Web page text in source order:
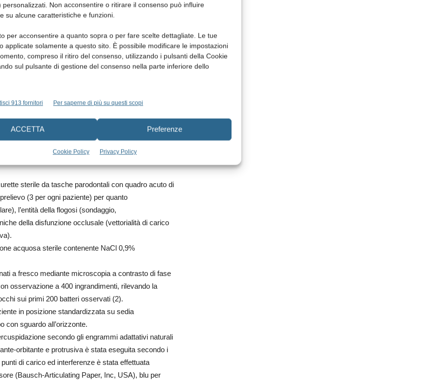
personalizzati. Non acconsentire o ritirare il consenso può influire
su alcune caratteristiche e funzioni.
per acconsentire a quanto sopra o per fare scelte dettagliate. Le tue
applicate solamente a questo sito. È possibile modificare le impostazioni
compreso il ritiro del consenso, utilizzando i pulsanti della Cookie
sul pulsante di gestione del consenso nella parte inferiore dello
913 fornitori Per saperne di più su questi scopi
ACCETTA Preferenze
Cookie Policy Privacy Policy
suddivisi in due gruppi in base al
e levigatura radicolare), composto da 81
e levigatura radicolare) e riequilibrio occlusale
a monitoraggio batteriologico, ad
nella composizione del profilo batterico
in rapporto alle altre morfologie (bastoncelli,
sterile da tasche parodontali con quadro acuto di
(3 per ogni paziente) per quanto
l’entità della flogosi (sondaggio,
della disfunzione occlusale (vettorialità di carico
acquosa sterile contenente NaCl 0,9%
a fresco mediante microscopia a contrasto di fase
osservazione a 400 ingrandimenti, rilevando la
sui primi 200 batteri osservati (2).
in posizione standardizzata su sedia
con sguardo all’orizzonte.
secondo gli engrammi adattativi naturali
orbitante e protrusiva è stata eseguita secondo i
di carico ed interferenze è stata effettuata
(Bausch-Articulating Paper, Inc, USA), blu per